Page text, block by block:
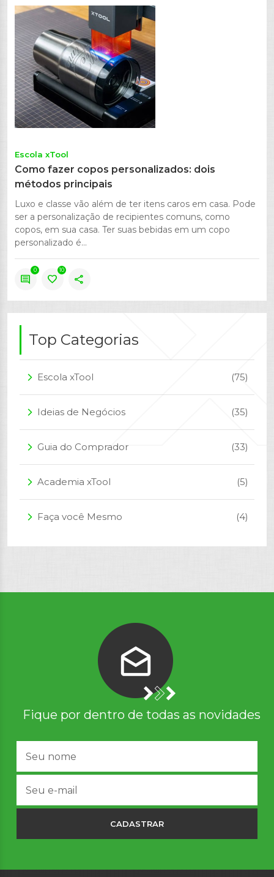
Escola xTool
Como fazer copos personalizados: dois
métodos principais
Luxo e classe vão além de ter itens caros em casa. Pode
ser a personalização de recipientes comuns, como
copos, em sua casa. Ter suas bebidas em um copo
personalizado é...
comment
0
favorite
10
share
Top Categorias
arrow_forward_ios Escola xTool (75)
arrow_forward_ios Ideias de Negócios (35)
arrow_forward_ios Guia do Comprador (33)
arrow_forward_ios Academia xTool (5)
arrow_forward_ios Faça você Mesmo (4)
Fique por dentro de todas as novidades
CADASTRAR